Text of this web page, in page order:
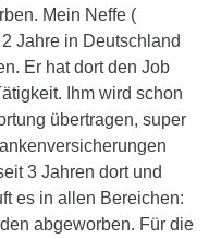
Mein Neffe (
Jahre in Deutschland
Er hat dort den Job
Ihm wird schon
übertragen, super
3 Jahren dort und
es in allen Bereichen:
abgeworben. Für die